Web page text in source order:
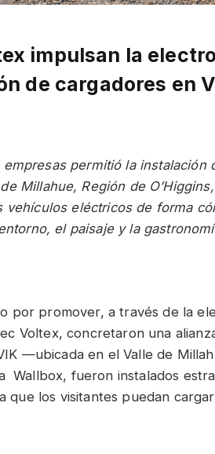
impulsan la
de cargadores en
permitió la instalación
Millahue, Región de
vehículos eléctricos de forma
el paisaje y la
por promover, a través de la
Voltex, concretaron una
—ubicada en el Valle de
Wallbox, fueron instalados
que los visitantes puedan